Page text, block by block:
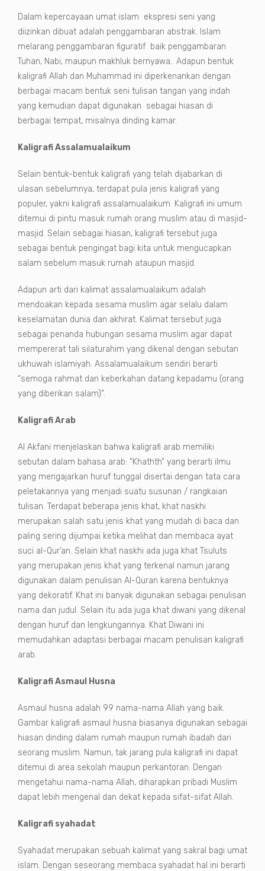
Dalam kepercayaan umat islam ekspresi seni yang
diizinkan dibuat adalah penggambaran abstrak. Islam
melarang penggambaran figuratif baik penggambaran
Tuhan, Nabi, maupun makhluk bernyawa.. Adapun bentuk
kaligrafi Allah dan Muhammad ini diperkenankan dengan
berbagai macam bentuk seni tulisan tangan yang indah
yang kemudian dapat digunakan sebagai hiasan di
berbagai tempat, misalnya dinding kamar.
Kaligrafi Assalamualaikum
Selain bentuk-bentuk kaligrafi yang telah dijabarkan di
ulasan sebelumnya, terdapat pula jenis kaligrafi yang
populer, yakni kaligrafi assalamualaikum. Kaligrafi ini umum
ditemui di pintu masuk rumah orang muslim atau di masjid-
masjid. Selain sebagai hiasan, kaligrafi tersebut juga
sebagai bentuk pengingat bagi kita untuk mengucapkan
salam sebelum masuk rumah ataupun masjid.
Adapun arti dari kalimat assalamualaikum adalah
mendoakan kepada sesama muslim agar selalu dalam
keselamatan dunia dan akhirat. Kalimat tersebut juga
sebagai penanda hubungan sesama muslim agar dapat
mempererat tali silaturahim yang dikenal dengan sebutan
ukhuwah islamiyah. Assalamualaikum sendiri berarti
“semoga rahmat dan keberkahan datang kepadamu (orang
yang diberikan salam)”.
Kaligrafi Arab
Al Akfani menjelaskan bahwa kaligrafi arab memiliki
sebutan dalam bahasa arab: “Khathth” yang berarti ilmu
yang mengajarkan huruf tunggal disertai dengan tata cara
peletakannya yang menjadi suatu susunan / rangkaian
tulisan. Terdapat beberapa jenis khat, khat naskhi
merupakan salah satu jenis khat yang mudah di baca dan
paling sering dijumpai ketika melihat dan membaca ayat
suci al-Qur’an. Selain khat naskhi ada juga khat Tsuluts
yang merupakan jenis khat yang terkenal namun jarang
digunakan dalam penulisan Al-Quran karena bentuknya
yang dekoratif. Khat ini banyak digunakan sebagai penulisan
nama dan judul. Selain itu ada juga khat diwani yang dikenal
dengan huruf dan lengkungannya. Khat Diwani ini
memudahkan adaptasi berbagai macam penulisan kaligrafi
arab.
Kaligrafi Asmaul Husna
Asmaul husna adalah 99 nama-nama Allah yang baik.
Gambar kaligrafi asmaul husna biasanya digunakan sebagai
hiasan dinding dalam rumah maupun rumah ibadah dari
seorang muslim. Namun, tak jarang pula kaligrafi ini dapat
ditemui di area sekolah maupun perkantoran. Dengan
mengetahui nama-nama Allah, diharapkan pribadi Muslim
dapat lebih mengenal dan dekat kepada sifat-sifat Allah.
Kaligrafi syahadat
Syahadat merupakan sebuah kalimat yang sakral bagi umat
islam. Dengan seseorang membaca syahadat hal ini berarti